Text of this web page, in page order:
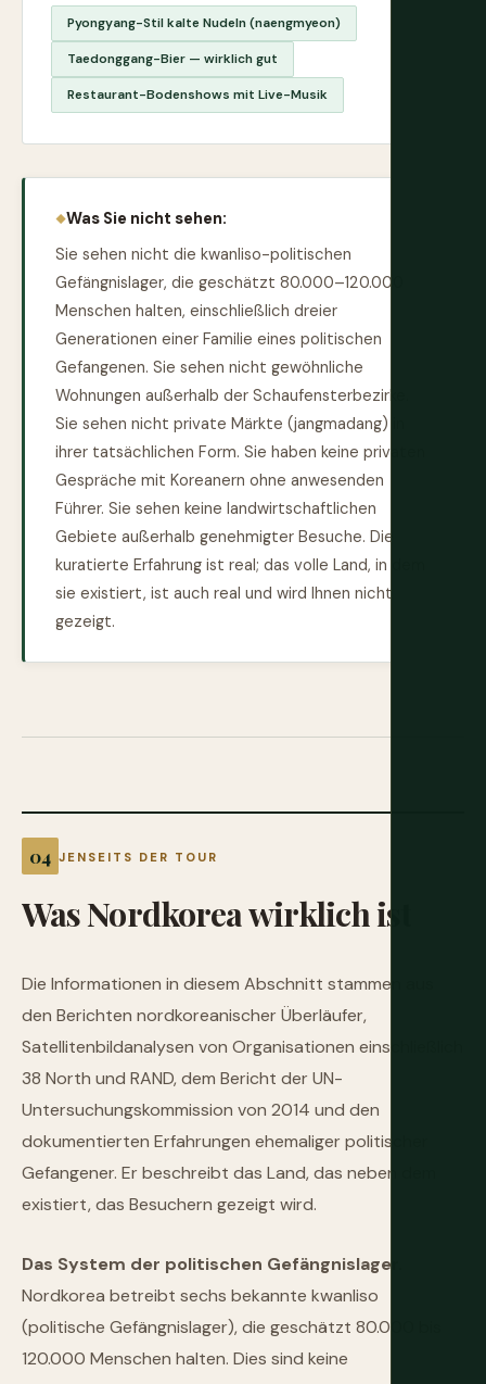
Pyongyang-Stil kalte Nudeln (naengmyeon)
Taedonggang-Bier — wirklich gut
Restaurant-Bodenshows mit Live-Musik
Was Sie nicht sehen:
Sie sehen nicht die kwanliso-politischen
Gefängnislager, die geschätzt 80.000–120.000
Menschen halten, einschließlich dreier
Generationen einer Familie eines politischen
Gefangenen. Sie sehen nicht gewöhnliche
Wohnungen außerhalb der Schaufensterbezirke.
Sie sehen nicht private Märkte (jangmadang) in
ihrer tatsächlichen Form. Sie haben keine privaten
Gespräche mit Koreanern ohne anwesenden
Führer. Sie sehen keine landwirtschaftlichen
Gebiete außerhalb genehmigter Besuche. Die
kuratierte Erfahrung ist real; das volle Land, in dem
sie existiert, ist auch real und wird Ihnen nicht
gezeigt.
JENSEITS DER TOUR
WasNordkoreawirklichist
Die Informationen in diesem Abschnitt stammen aus
den Berichten nordkoreanischer Überläufer,
Satellitenbildanalysen von Organisationen einschließlich
38 North und RAND, dem Bericht der UN-
Untersuchungskommission von 2014 und den
dokumentierten Erfahrungen ehemaliger politischer
Gefangener. Er beschreibt das Land, das neben dem
existiert, das Besuchern gezeigt wird.
Das System der politischen Gefängnislager.
Nordkorea betreibt sechs bekannte kwanliso
(politische Gefängnislager), die geschätzt 80.000 bis
120.000 Menschen halten. Dies sind keine